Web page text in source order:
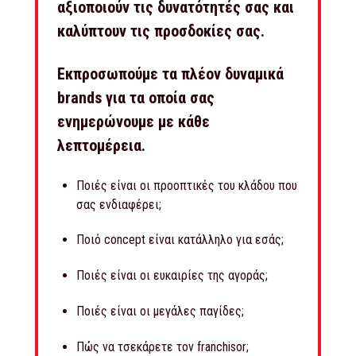
αξιοποιούν τις δυνατότητές σας και
καλύπτουν τις προσδοκίες σας.
Εκπροσωπούμε τα πλέον δυναμικά
brands για τα οποία σας
ενημερώνουμε με κάθε
λεπτομέρεια.
Ποιές είναι οι προοπτικές του κλάδου που
σας ενδιαφέρει;
Ποιό concept είναι κατάλληλο για εσάς;
Ποιές είναι οι ευκαιρίες της αγοράς;
Ποιές είναι οι μεγάλες παγίδες;
Πώς να τσεκάρετε τον franchisor;